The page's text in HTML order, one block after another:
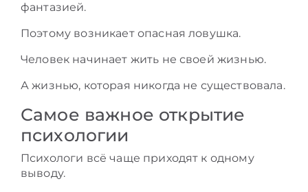
фантазией.
Поэтому возникает опасная ловушка.
Человек начинает жить не своей жизнью.
А жизнью, которая никогда не существовала.
Самое важное открытие
психологии
Психологи всё чаще приходят к одному
выводу.